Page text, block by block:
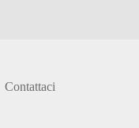
Contattaci